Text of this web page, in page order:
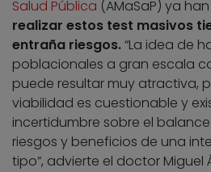
Salud Pública (AMaSaP) ya
realizar estos test masivos
entraña riesgos.“La idea de
poblacionales a gran escala
puede resultar muy atractiva,
viabilidad es cuestionable y
incertidumbre sobre el
riesgos y beneficios de una
tipo”, advierte el doctor Miguel